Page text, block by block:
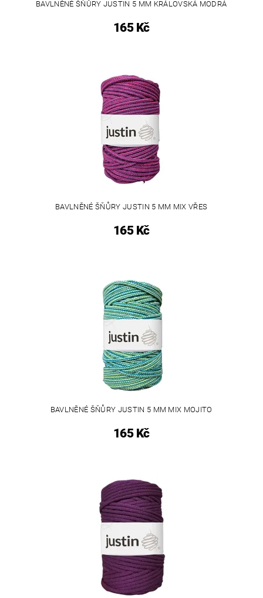
BAVLNĚNÉ ŠŇŮRY JUSTIN 5 MM KRÁLOVSKÁ MODRÁ
165 Kč
BAVLNĚNÉ ŠŇŮRY JUSTIN 5 MM MIX VŘES
165 Kč
BAVLNĚNÉ ŠŇŮRY JUSTIN 5 MM MIX MOJITO
165 Kč